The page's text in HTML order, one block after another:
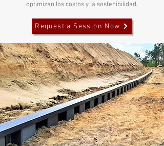
optimizan los costos y la sostenibilidad.
Request a Session Now